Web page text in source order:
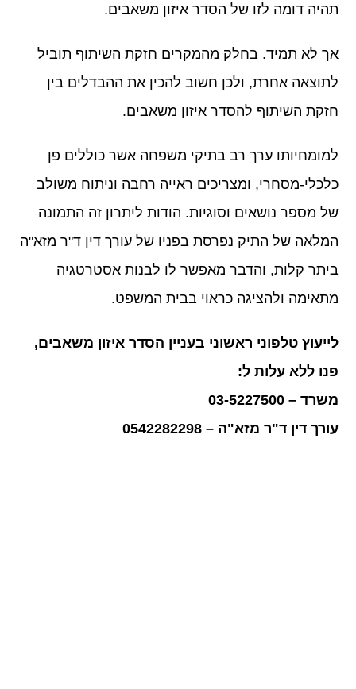
תהיה דומה לזו של הסדר איזון משאבים.
אך לא תמיד. בחלק מהמקרים חזקת השיתוף תוביל
לתוצאה אחרת, ולכן חשוב להכין את ההבדלים בין
חזקת השיתוף להסדר איזון משאבים.
למומחיותו ערך רב בתיקי משפחה אשר כוללים פן
כלכלי-מסחרי, ומצריכים ראייה רחבה וניתוח משולב
של מספר נושאים וסוגיות. הודות ליתרון זה התמונה
המלאה של התיק נפרסת בפניו של עורך דין ד"ר מזא"ה
ביתר קלות, והדבר מאפשר לו לבנות אסטרטגיה
מתאימה ולהציגה כראוי בבית המשפט.
לייעוץ טלפוני ראשוני בעניין הסדר איזון משאבים,
פנו ללא עלות ל:
משרד – 03-5227500
עורך דין ד"ר מזא"ה – 0542282298